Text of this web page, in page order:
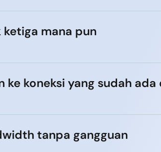
mana pun
koneksi yang sudah ada
tanpa gangguan